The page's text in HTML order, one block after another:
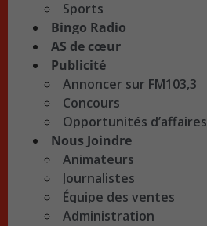
Sports
Bingo Radio
AS de cœur
Publicité
Annoncer sur FM103,3
Concours
Opportunités d’affaires
Nous Joindre
Animateurs
Journalistes
Équipe des ventes
Administration